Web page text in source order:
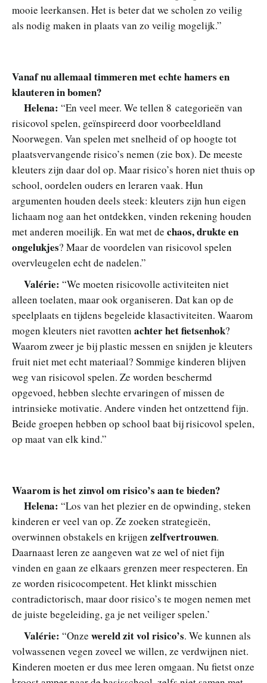
mooie leerkansen. Het is beter dat we scholen zo veilig
als nodig maken in plaats van zo veilig mogelijk.”
Vanaf nu allemaal timmeren met echte hamers en
klauteren in bomen?
Helena: “En veel meer. We tellen 8 categorieën van
risicovol spelen, geïnspireerd door voorbeeldland
Noorwegen. Van spelen met snelheid of op hoogte tot
plaatsvervangende risico’s nemen (zie box). De meeste
kleuters zijn daar dol op. Maar risico’s horen niet thuis op
school, oordelen ouders en leraren vaak. Hun
argumenten houden deels steek: kleuters zijn hun eigen
lichaam nog aan het ontdekken, vinden rekening houden
met anderen moeilijk. En wat met de chaos, drukte en
ongelukjes? Maar de voordelen van risicovol spelen
overvleugelen echt de nadelen.”
Valérie: “We moeten risicovolle activiteiten niet
alleen toelaten, maar ook organiseren. Dat kan op de
speelplaats en tijdens begeleide klasactiviteiten. Waarom
mogen kleuters niet ravotten achter het fietsenhok?
Waarom zweer je bij plastic messen en snijden je kleuters
fruit niet met echt materiaal? Sommige kinderen blijven
weg van risicovol spelen. Ze worden beschermd
opgevoed, hebben slechte ervaringen of missen de
intrinsieke motivatie. Andere vinden het ontzettend fijn.
Beide groepen hebben op school baat bij risicovol spelen,
op maat van elk kind.”
Waarom is het zinvol om risico’s aan te bieden?
Helena: “Los van het plezier en de opwinding, steken
kinderen er veel van op. Ze zoeken strategieën,
overwinnen obstakels en krijgen zelfvertrouwen.
Daarnaast leren ze aangeven wat ze wel of niet fijn
vinden en gaan ze elkaars grenzen meer respecteren. En
ze worden risicocompetent. Het klinkt misschien
contradictorisch, maar door risico’s te mogen nemen met
de juiste begeleiding, ga je net veiliger spelen.’
Valérie: “Onze wereld zit vol risico’s. We kunnen als
volwassenen vegen zoveel we willen, ze verdwijnen niet.
Kinderen moeten er dus mee leren omgaan. Nu fietst onze